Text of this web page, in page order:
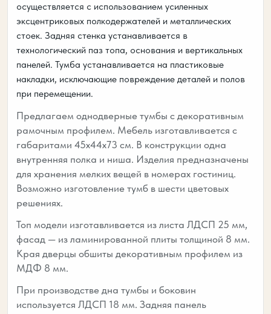
осуществляется с использованием усиленных
эксцентриковых полкодержателей и металлических
стоек. Задняя стенка устанавливается в
технологический паз топа, основания и вертикальных
панелей. Тумба устанавливается на пластиковые
накладки, исключающие повреждение деталей и полов
при перемещении.
Предлагаем однодверные тумбы с декоративным
рамочным профилем. Мебель изготавливается с
габаритами 45х44х73 см. В конструкции одна
внутренняя полка и ниша. Изделия предназначены
для хранения мелких вещей в номерах гостиниц.
Возможно изготовление тумб в шести цветовых
решениях.
Топ модели изготавливается из листа ЛДСП 25 мм,
фасад — из ламинированной плиты толщиной 8 мм.
Края дверцы обшиты декоративным профилем из
МДФ 8 мм.
При производстве дна тумбы и боковин
используется ЛДСП 18 мм. Задняя панель